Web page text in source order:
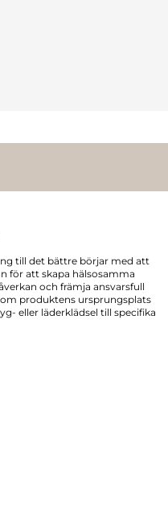
till det bättre börjar med att
för att skapa hälsosamma
och främja ansvarsfull
produktens ursprungsplats
eller läderklädsel till specifika